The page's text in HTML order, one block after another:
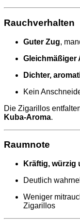
Rauchverhalten
Guter Zug,
Gleichmäßiger
Dichter,
Kein
Die Zigarillos
Kuba-Aroma.
Raumnote
Kräftig, würzig
Deutlich
Weniger
Zigarillos